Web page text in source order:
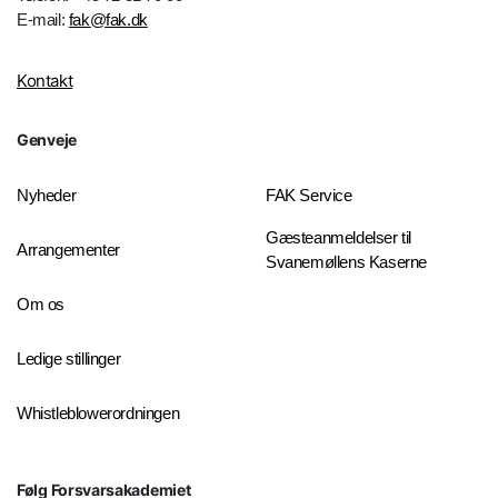
E-mail: fak@fak.dk
Kontakt
Genveje
Nyheder
Arrangementer
Om os
Ledige stillinger
Whistleblowerordningen
FAK Service
Gæsteanmeldelser til
Svanemøllens Kaserne
Følg Forsvarsakademiet